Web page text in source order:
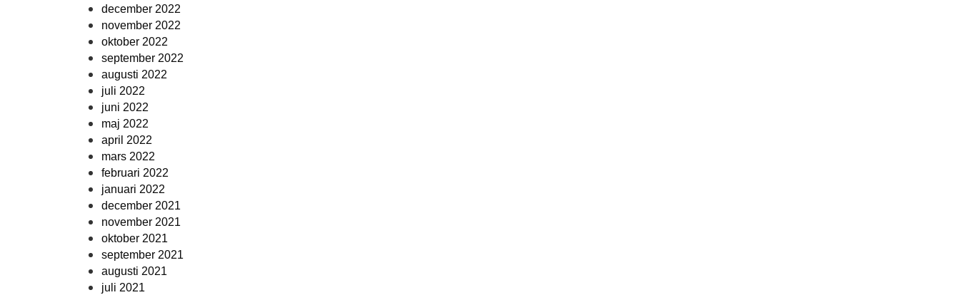
december 2022
november 2022
oktober 2022
september 2022
augusti 2022
juli 2022
juni 2022
maj 2022
april 2022
mars 2022
februari 2022
januari 2022
december 2021
november 2021
oktober 2021
september 2021
augusti 2021
juli 2021